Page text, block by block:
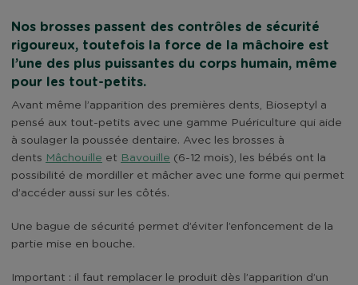
Nos brosses passent des contrôles de sécurité
rigoureux, toutefois la force de la mâchoire est
l’une des plus puissantes du corps humain, même
pour les tout-petits.
Avant même l’apparition des premières dents, Bioseptyl a
pensé aux tout-petits avec une gamme Puériculture qui aide
à soulager la poussée dentaire. Avec les brosses à
dents Mâchouille et Bavouille (6-12 mois), les bébés ont la
possibilité de mordiller et mâcher avec une forme qui permet
d’accéder aussi sur les côtés.
Une bague de sécurité permet d’éviter l’enfoncement de la
partie mise en bouche.
Important : il faut remplacer le produit dès l’apparition d’un